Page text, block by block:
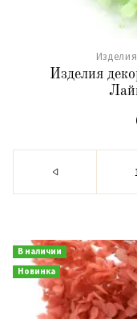
Изделия
В наличии
Новинка